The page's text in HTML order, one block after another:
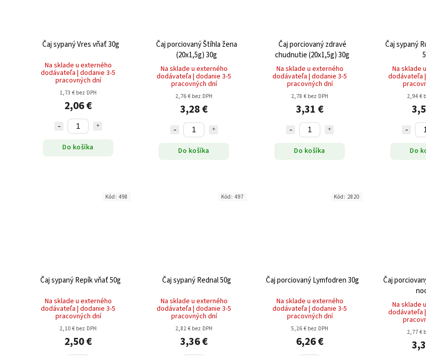
Čaj sypaný Vres vňať 30g
Na sklade u externého
dodávateľa | dodanie 3-5
pracovných dní
1,73 € bez DPH
2,06 €
Do košíka
Čaj porciovaný Štíhla žena
(20x1,5g) 30g
Na sklade u externého
dodávateľa | dodanie 3-5
pracovných dní
2,76 € bez DPH
3,28 €
Do košíka
Čaj porciovaný zdravé
chudnutie (20x1,5g) 30g
Na sklade u externého
dodávateľa | dodanie 3-5
pracovných dní
2,78 € bez DPH
3,31 €
Do košíka
Čaj sypaný
Na sklade
dodávateľa
2,94 €
Do
Čaj sypaný Repík vňať 50g
Na sklade u externého
dodávateľa | dodanie 3-5
pracovných dní
2,10 € bez DPH
2,50 €
Kód: 498
Čaj sypaný Rednal 50g
Na sklade u externého
dodávateľa | dodanie 3-5
pracovných dní
2,82 € bez DPH
3,36 €
Kód: 497
Čaj porciovaný Lymfodren 30g
Na sklade u externého
dodávateľa | dodanie 3-5
pracovných dní
5,26 € bez DPH
6,26 €
Kód: 2820
Čaj
Na sklade
dodávateľa
2,77 €